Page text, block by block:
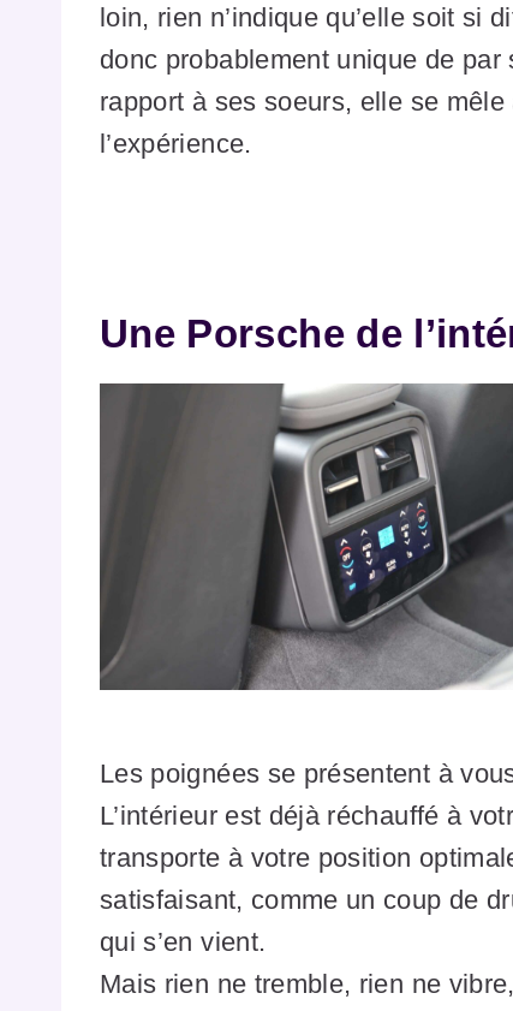
loin, rien n’indique qu’elle soit si
donc probablement unique de
rapport à ses soeurs, elle se
l’expérience.
Une Porsche de
Les poignées se présentent à
L’intérieur est déjà réchauffé à
transporte à votre position
satisfaisant, comme un coup de
qui s’en vient.
Mais rien ne tremble, rien ne